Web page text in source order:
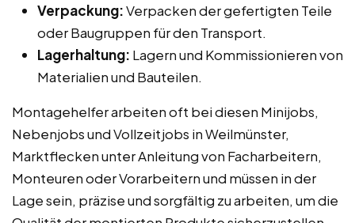
Verpackung:Verpacken der gefertigten Teile
oder Baugruppen für den Transport.
Lagerhaltung: Lagern und Kommissionieren von
Materialien und Bauteilen.
Montagehelfer arbeiten oft bei diesen Minijobs,
Nebenjobs und Vollzeitjobs in Weilmünster,
Marktflecken unter Anleitung von Facharbeitern,
Monteuren oder Vorarbeitern und müssen in der
Lage sein, präzise und sorgfältig zu arbeiten, um die